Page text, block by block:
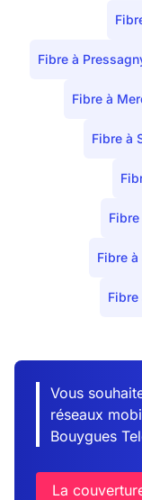
Fibre à
Fibre à
Fibre à
Fibre
Fibre
Vous
réseaux
Bouygues
La